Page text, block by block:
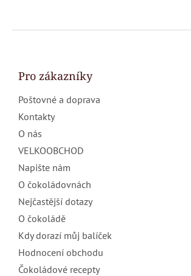
Z
Pro zákazníky
Poštovné a doprava
Kontakty
O nás
VELKOOBCHOD
Napište nám
O čokoládovnách
Nejčastější dotazy
O čokoládě
Kdy dorazí můj balíček
Hodnocení obchodu
Čokoládové recepty